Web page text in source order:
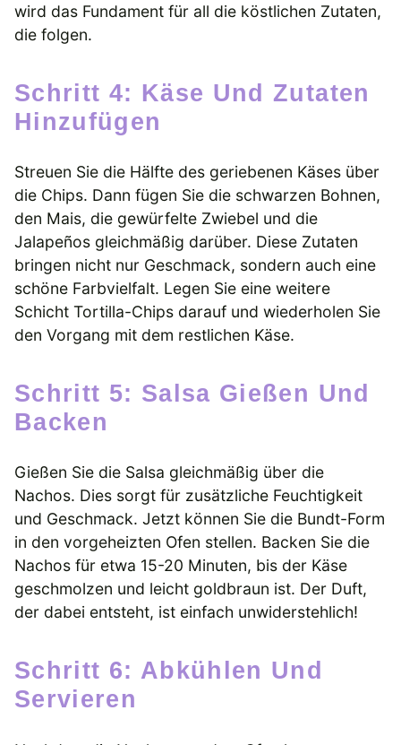
wird das Fundament für all die köstlichen Zutaten,
die folgen.
Schritt 4: Käse Und Zutaten
Hinzufügen
Streuen Sie die Hälfte des geriebenen Käses über
die Chips. Dann fügen Sie die schwarzen Bohnen,
den Mais, die gewürfelte Zwiebel und die
Jalapeños gleichmäßig darüber. Diese Zutaten
bringen nicht nur Geschmack, sondern auch eine
schöne Farbvielfalt. Legen Sie eine weitere
Schicht Tortilla-Chips darauf und wiederholen Sie
den Vorgang mit dem restlichen Käse.
Schritt 5: Salsa Gießen Und
Backen
Gießen Sie die Salsa gleichmäßig über die
Nachos. Dies sorgt für zusätzliche Feuchtigkeit
und Geschmack. Jetzt können Sie die Bundt-Form
in den vorgeheizten Ofen stellen. Backen Sie die
Nachos für etwa 15-20 Minuten, bis der Käse
geschmolzen und leicht goldbraun ist. Der Duft,
der dabei entsteht, ist einfach unwiderstehlich!
Schritt 6: Abkühlen Und
Servieren